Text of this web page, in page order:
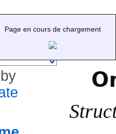
Page en cours de chargement
Ecoocivisme